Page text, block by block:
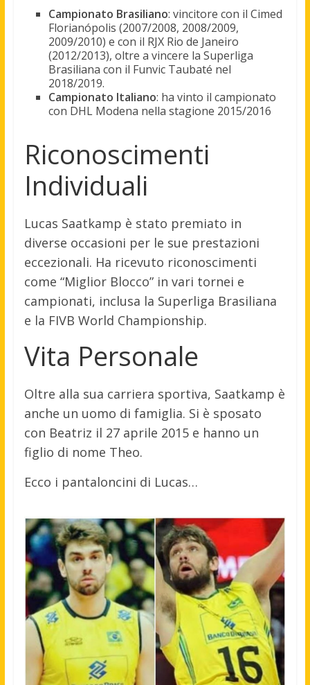
Campionato Brasiliano: vincitore con il Cimed
Florianópolis (2007/2008, 2008/2009,
2009/2010) e con il RJX Rio de Janeiro
(2012/2013), oltre a vincere la Superliga
Brasiliana con il Funvic Taubaté nel
2018/2019.
Campionato Italiano: ha vinto il campionato
con DHL Modena nella stagione 2015/2016
Riconoscimenti
Individuali
Lucas Saatkamp è stato premiato in
diverse occasioni per le sue prestazioni
eccezionali. Ha ricevuto riconoscimenti
come “Miglior Blocco” in vari tornei e
campionati, inclusa la Superliga Brasiliana
e la FIVB World Championship.
Vita Personale
Oltre alla sua carriera sportiva, Saatkamp è
anche un uomo di famiglia. Si è sposato
con Beatriz il 27 aprile 2015 e hanno un
figlio di nome Theo.
Ecco i pantaloncini di Lucas…